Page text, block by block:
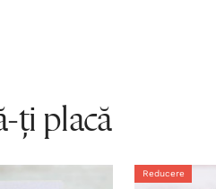
ți placă
Reducere